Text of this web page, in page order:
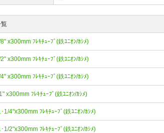
x300mm ﾌﾚｷﾁｭｰﾌﾞ(鉄ﾕﾆｵﾝ/ｶｼﾒ)
x300mm ﾌﾚｷﾁｭｰﾌﾞ(鉄ﾕﾆｵﾝ/ｶｼﾒ)
x300mm ﾌﾚｷﾁｭｰﾌﾞ(鉄ﾕﾆｵﾝ/ｶｼﾒ)
x300mm ﾌﾚｷﾁｭｰﾌﾞ(鉄ﾕﾆｵﾝ/ｶｼﾒ)
1/4"x300mm ﾌﾚｷﾁｭｰﾌﾞ(鉄ﾕﾆｵﾝ/ｶｼﾒ)
1/2"x300mm ﾌﾚｷﾁｭｰﾌﾞ(鉄ﾕﾆｵﾝ/ｶｼﾒ)